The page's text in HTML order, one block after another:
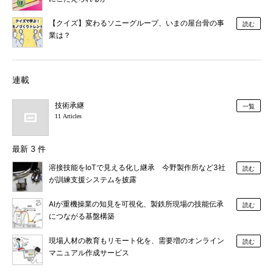
【クイズ】変わるソニーグループ、いまの屋台骨の事
業は？
読む
連載
技術承継
11 Articles
一覧
最新 3 件
溶接技能をIoTで見える化し継承 今野製作所など3社
が訓練支援システムを披露
読む
AIが重機操業の知見を可視化、製鉄所現場の技能伝承
につながる基盤構築
読む
現場人材の教育もリモート化を、需要増のオンライン
マニュアル作成サービス
読む